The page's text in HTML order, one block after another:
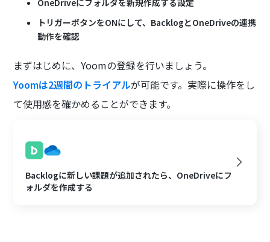
トリガーボタンをONにして、BacklogとOneDriveの連携
動作を確認
まずはじめに、Yoomの登録を行いましょう。
Yoomは2週間のトライアルが可能です。実際に操作をし
て使用感を確かめることができます。
Backlogに新しい課題が追加されたら、OneDriveにフ
ォルダを作成する